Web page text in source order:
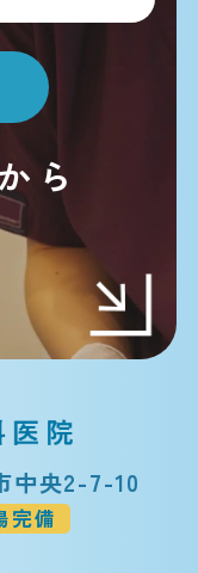
ら
中央2-7-10
完備